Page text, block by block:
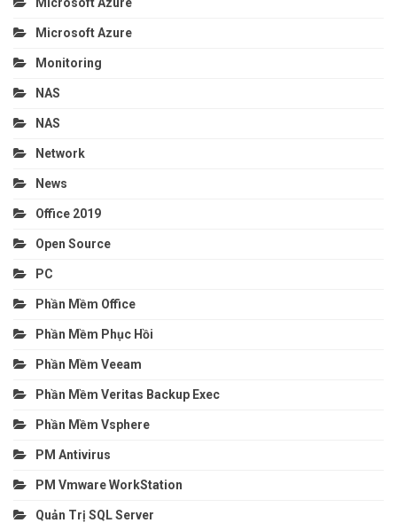
Microsoft Azure
Monitoring
NAS
NAS
Network
News
Office 2019
Open Source
PC
Phần Mềm Office
Phần Mềm Phục Hồi
Phần Mềm Veeam
Phần Mềm Veritas Backup Exec
Phần Mềm Vsphere
PM Antivirus
PM Vmware WorkStation
Quản Trị SQL Server